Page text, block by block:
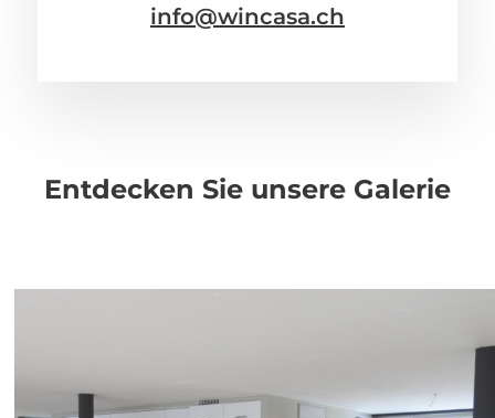
info@wincasa.ch
Entdecken Sie unsere Galerie